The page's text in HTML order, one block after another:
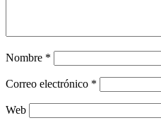
Nombre *
Correo electrónico *
Web